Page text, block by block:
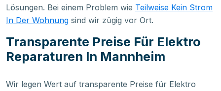
Lösungen. Bei einem Problem wie Teilweise Kein Strom
In Der Wohnung sind wir zügig vor Ort.
Transparente Preise Für Elektro
Reparaturen In Mannheim
Wir legen Wert auf transparente Preise für Elektro